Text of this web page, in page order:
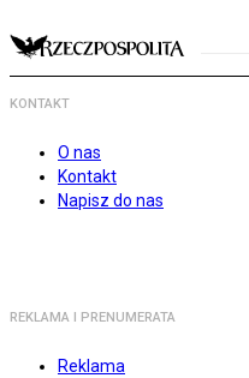
KONTAKT
O nas
Kontakt
Napisz do nas
REKLAMA I PRENUMERATA
Reklama